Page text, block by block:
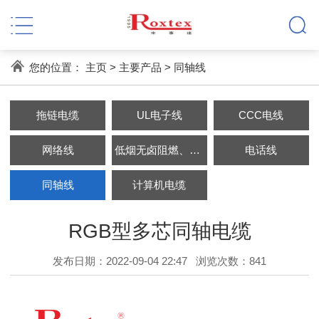
您的位置： 主页> 主要产品 > 同轴线
拖链电缆 UL电子线 CCC电线
网络线 低烟无卤阻燃、耐火电缆 电话线
同轴线 计算机电缆
RGB型多芯同轴电缆
发布日期：2022-09-04 22:47 浏览次数：841